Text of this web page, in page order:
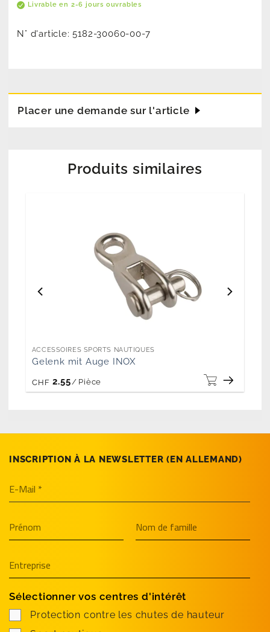
Livrable en 2-6 jours ouvrables
N° d'article:5182-30060-00-7
Placer une demande sur l'article
Produits similaires
ACCESSOIRES SPORTS NAUTIQUES
Gelenk mit Auge INOX
CHF 2.55 / Pièce
INSCRIPTION À LA NEWSLETTER (EN­ ALLEMAND)
Sélectionner vos centres d'intérêt
Protection contre les chutes de hauteur